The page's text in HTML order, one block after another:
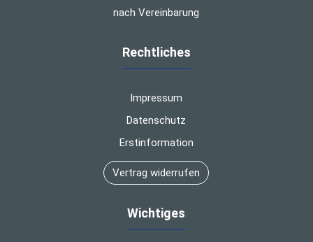
nach Vereinbarung
Rechtliches
Impressum
Datenschutz
Erstinformation
Vertrag widerrufen
Wichtiges